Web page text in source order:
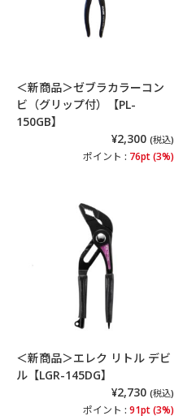
＜新商品＞ゼブラカラーコン
ビ（グリップ付）【PL-
150GB】
¥2,300 (税込)
ポイント : 76pt (3%)
＜新商品＞エレク リトル デビ
ル【LGR-145DG】
¥2,730 (税込)
ポイント : 91pt (3%)